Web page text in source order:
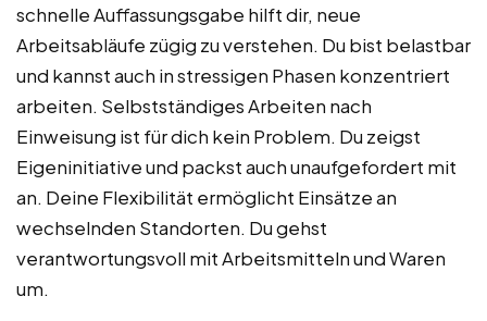
schnelle Auffassungsgabe hilft dir, neue
Arbeitsabläufe zügig zu verstehen. Du bist belastbar
und kannst auch in stressigen Phasen konzentriert
arbeiten. Selbstständiges Arbeiten nach
Einweisung ist für dich kein Problem. Du zeigst
Eigeninitiative und packst auch unaufgefordert mit
an. Deine Flexibilität ermöglicht Einsätze an
wechselnden Standorten. Du gehst
verantwortungsvoll mit Arbeitsmitteln und Waren
um.